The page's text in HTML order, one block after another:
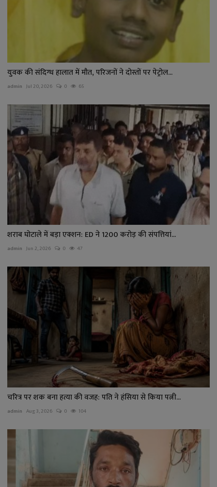
युवक की संदिग्ध हालात में मौत, परिजनों ने दोस्तों पर पेट्रोल...
admin Jul 20, 2026 0 65
शराब घोटाले में बड़ा एक्शन: ED ने 1200 करोड़ की संपत्तियां...
admin Jun 2, 2026 0 47
चरित्र पर शक बना हत्या की वजह: पति ने हंसिया से किया पत्नी...
admin Aug 3, 2026 0 104